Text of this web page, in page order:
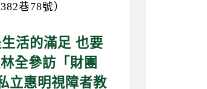
巷78號）
活的滿足 也要
全參訪「財團
立惠明視障者教